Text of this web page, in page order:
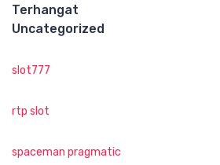
Terhangat
Uncategorized
slot777
rtp slot
spaceman pragmatic